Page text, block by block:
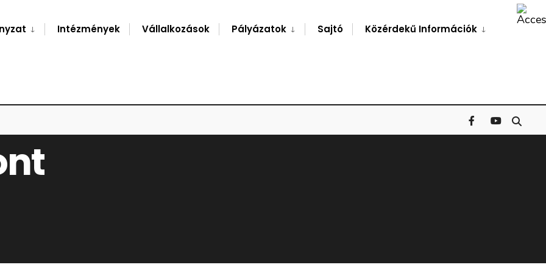
Intézmények Vállalkozások Pályázatok Sajtó Közérdekű Információk
Window